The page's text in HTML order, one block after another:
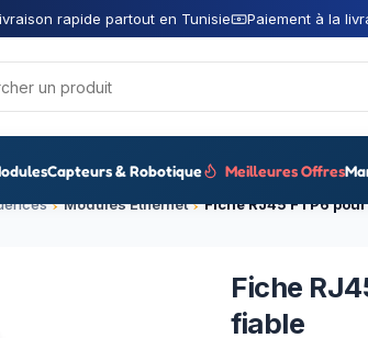
rapide partout en Tunisie Paiement à la
Capteurs & Robotique Meilleures Offres
Modules Ethernet
Fiche
fiable